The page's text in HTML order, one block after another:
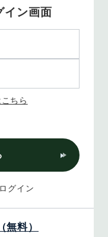
イン画面
ちら
グイン
無料）